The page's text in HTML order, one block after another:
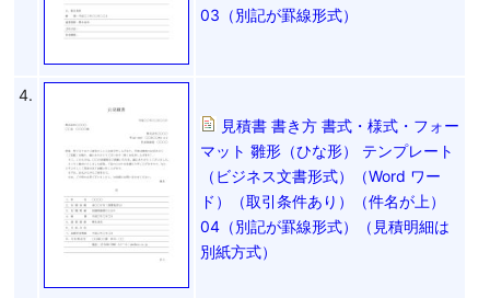
03（別記が罫線形式）
4.
見積書 書き方 書式・様式・フォー
マット 雛形（ひな形） テンプレート
（ビジネス文書形式）（Word ワー
ド）（取引条件あり）（件名が上）
04（別記が罫線形式）（見積明細は
別紙方式）